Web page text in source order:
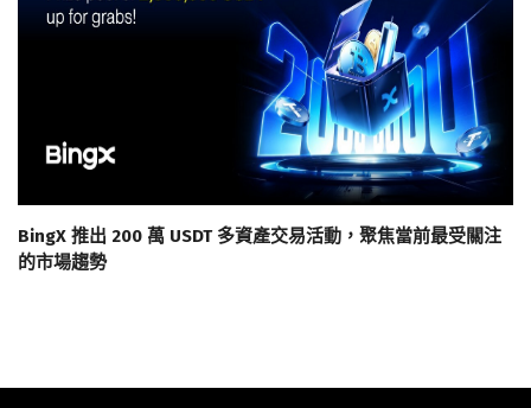
BingX 推出 200 萬 USDT 多資產交易活動，聚焦當前最受關注
的市場趨勢